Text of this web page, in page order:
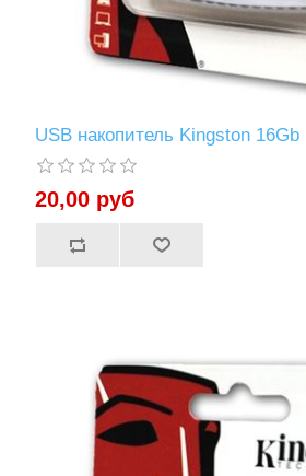
USB накопитель Kingstоn
20,00 руб